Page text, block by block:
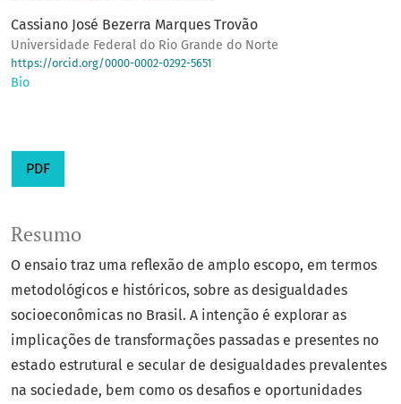
Cassiano José Bezerra Marques Trovão
Universidade Federal do Rio Grande do Norte
https://orcid.org/0000-0002-0292-5651
Bio
PDF
Resumo
O ensaio traz uma reflexão de amplo escopo, em termos
metodológicos e históricos, sobre as desigualdades
socioeconômicas no Brasil. A intenção é explorar as
implicações de transformações passadas e presentes no
estado estrutural e secular de desigualdades prevalentes
na sociedade, bem como os desafios e oportunidades